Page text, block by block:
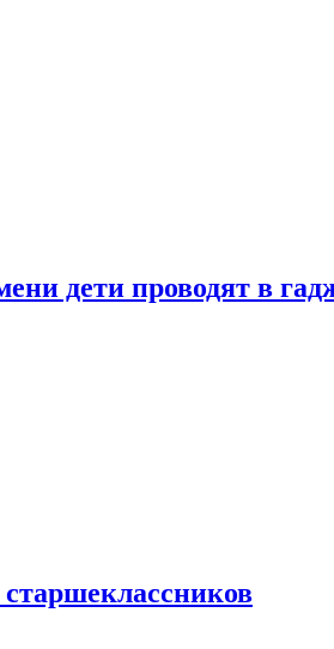
дети проводят в
старшеклассников